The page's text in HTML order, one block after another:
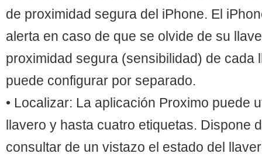
de proximidad segura del iPhone. El
alerta en caso de que se olvide de su
proximidad segura (sensibilidad) de cada
puede configurar por separado.
• Localizar: La aplicación Proximo puede
llavero y hasta cuatro etiquetas. Dispone
consultar de un vistazo el estado del